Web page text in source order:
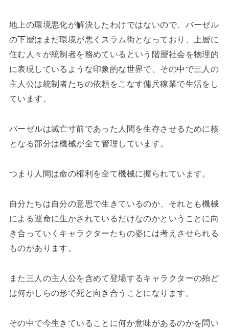
地上の環境悪化が解決したわけではないので、バーゼル
の下層はまだ環境が悪くスラム街となっており、上層に
住む人々が統制者を務めているという階層社会を物理的
に表現しているような印象的な世界で、その中で三人の
主人公は統制者たちの依頼をこなす傭兵稼業で生活をし
ています。
バーゼルは滅亡寸前であった人間を生存させるために核
となる部分は機械が全て管理しています。
つまり人間は命の権利を全て機械に握られています。
自分たちは自分の意思で生きているのか、それとも機械
による運命に生かされているだけなのかということに向
き合っていくキャラクターたちの姿には考えさせられる
ものがあります。
また三人の主人公を含めて登場するキャラクターの殆ど
は何かしらの形で死と向き合うことになります。
その中で今生きていることに何か意味があるのかを問い